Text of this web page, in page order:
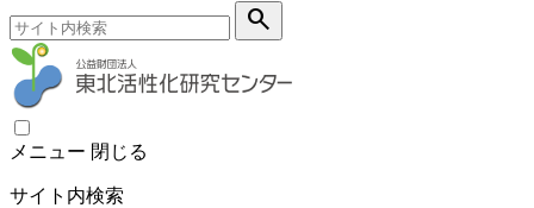
search
メニュー 閉じる
サイト内検索